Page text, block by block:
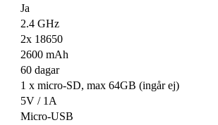
Ja
2.4 GHz
2x 18650
2600 mAh
60 dagar
1 x micro-SD, max 64GB (ingår ej)
5V / 1A
Micro-USB